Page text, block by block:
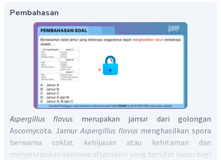
Pembahasan
Aspergillus flavus merupakan jamur dari golongan
Ascomycota. Jamur Aspergillus flavus menghasilkan spora
berwarna coklat kehijauan atau kehitaman dan
menyekresikan senyawa aflatoksin yang bersifat racun bagi